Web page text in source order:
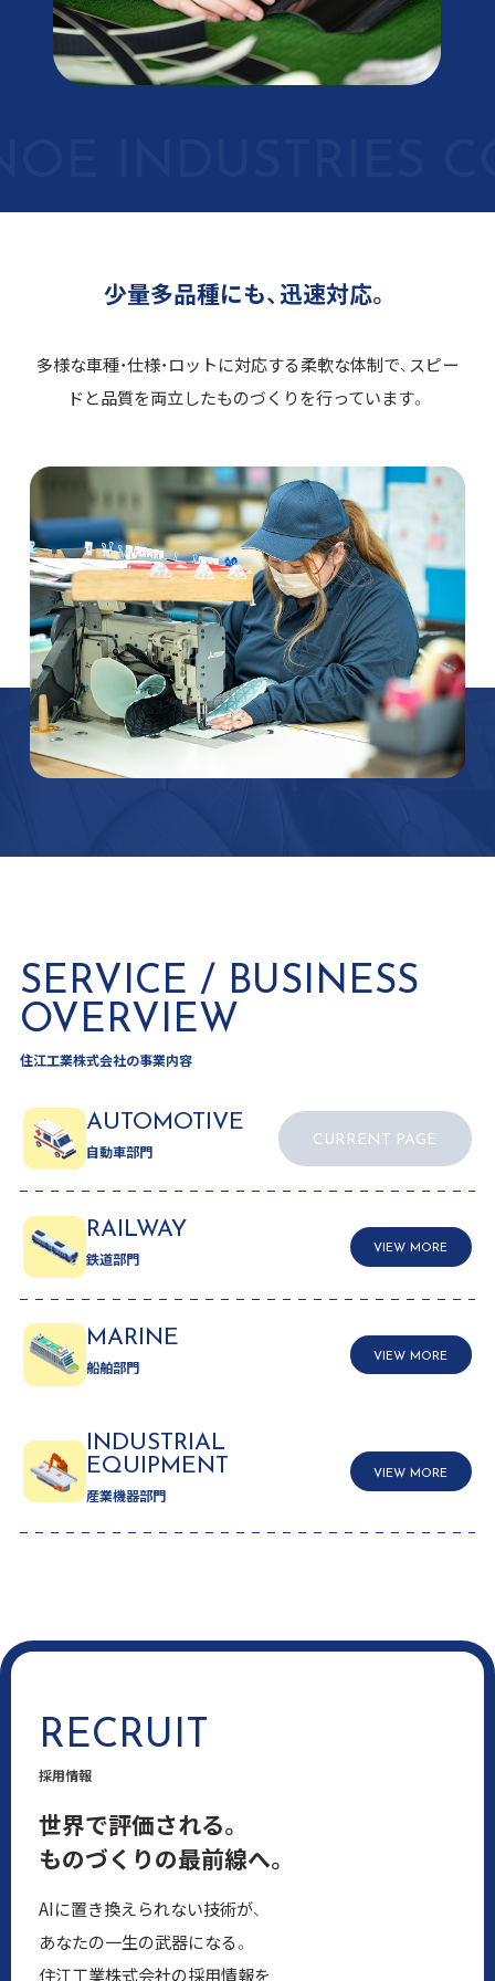
少量多品種にも、迅速対応。
多様な車種・仕様・ロットに対応する柔軟な体制で、 スピー
ドと品質を両立したものづくりを行っています。
SERVICE / BUSINESS
OVERVIEW
住江工業株式会社の事業内容
AUTOMOTIVE
自動車部門
CURRENT PAGE
RAILWAY
鉄道部門
VIEW MORE
MARINE
船舶部門
VIEW MORE
INDUSTRIAL
EQUIPMENT
産業機器部門
VIEW MORE
RECRUIT
採用情報
世界で評価される。
ものづくりの最前線へ。
AIに置き換えられない技術が、
あなたの一生の武器になる。
住江工業株式会社の採用情報を